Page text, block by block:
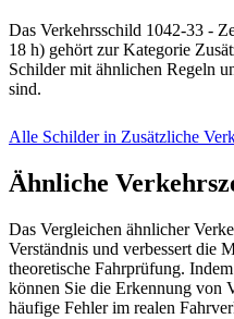
Das Verkehrsschild 1042-33 -
18 h) gehört zur Kategorie
Schilder mit ähnlichen Regeln
sind.
Alle Schilder in Zusätzliche
Ähnliche
Das Vergleichen ähnlicher
Verständnis und verbessert die
theoretische Fahrprüfung.
können Sie die Erkennung von
häufige Fehler im realen